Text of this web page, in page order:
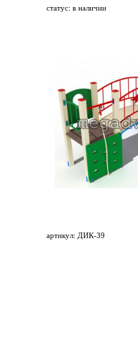
статус: в наличии
артикул: ДИК-39